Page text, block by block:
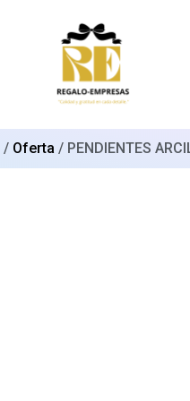
/ Oferta / PENDIENTES